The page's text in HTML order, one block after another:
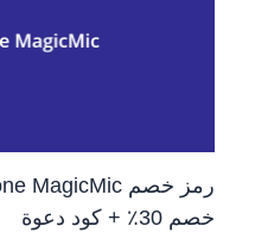
خصم 30٪ + كود دعوة